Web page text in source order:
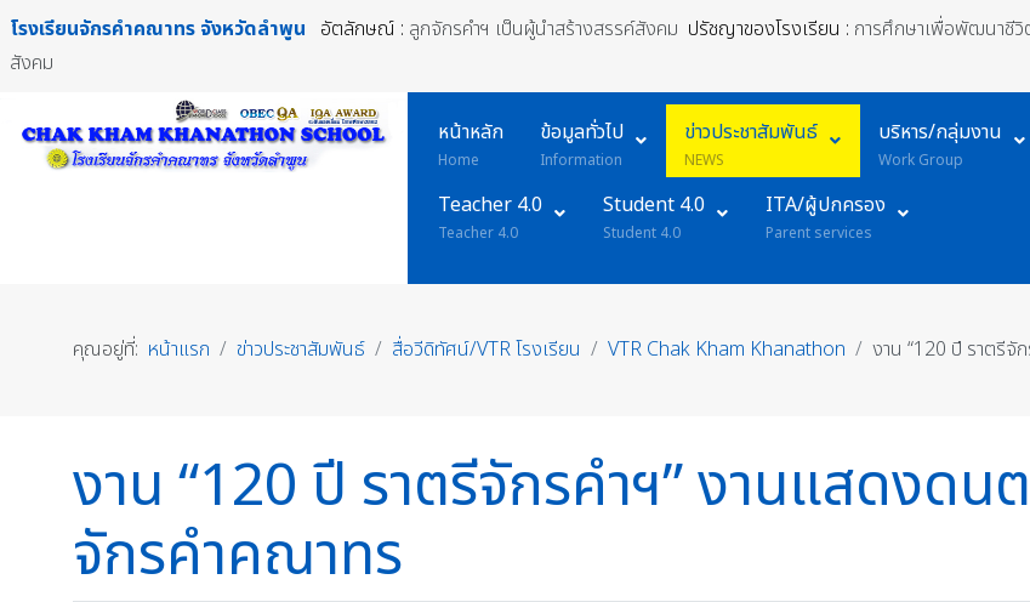
โรงเรียนจักรคำคณาทร จังหวัดลำพูน อัตลักษณ์ : ลูกจักรคำฯ เป็นผู้นำสร้างสรรค์สังคม ปรัชญาของโรงเรียน : การศึกษาเพื่อพัฒนาชีวิ
สังคม
หน้าหลัก
Home
ข้อมูลทั่วไป
Information
ข่าวประชาสัมพันธ์
NEWS
บริหาร/กลุ่มงาน
Work Group
Teacher 4.0
Teacher 4.0
Student 4.0
Student 4.0
ITA/ผู้ปกครอง
Parent services
คุณอยู่ที่: หน้าแรก ข่าวประชาสัมพันธ์ สื่อวีดิทัศน์/VTR โรงเรียน VTR Chak Kham Khanathon งาน “120 ปี ราตรีจั
งาน “120 ปี ราตรีจักรคำฯ” งานแสดงดน
จักรคำคณาทร